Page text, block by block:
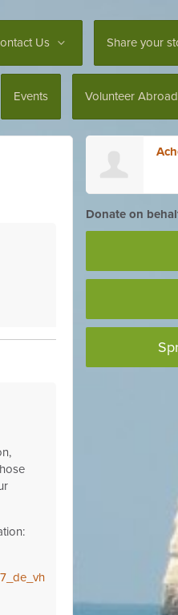
Us Share your
Events Volunteer
Donate on